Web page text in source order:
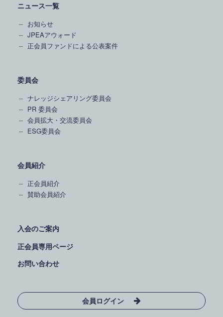
ニュース一覧
お知らせ
JPEAアウォード
正会員ファンドによる公表案件
委員会
ナレッジシェアリング委員会
PR 委員会
会員拡大・交流委員会
ESG委員会
会員紹介
正会員紹介
賛助会員紹介
入会のご案内
正会員専用ページ
お問い合わせ
会員ログイン